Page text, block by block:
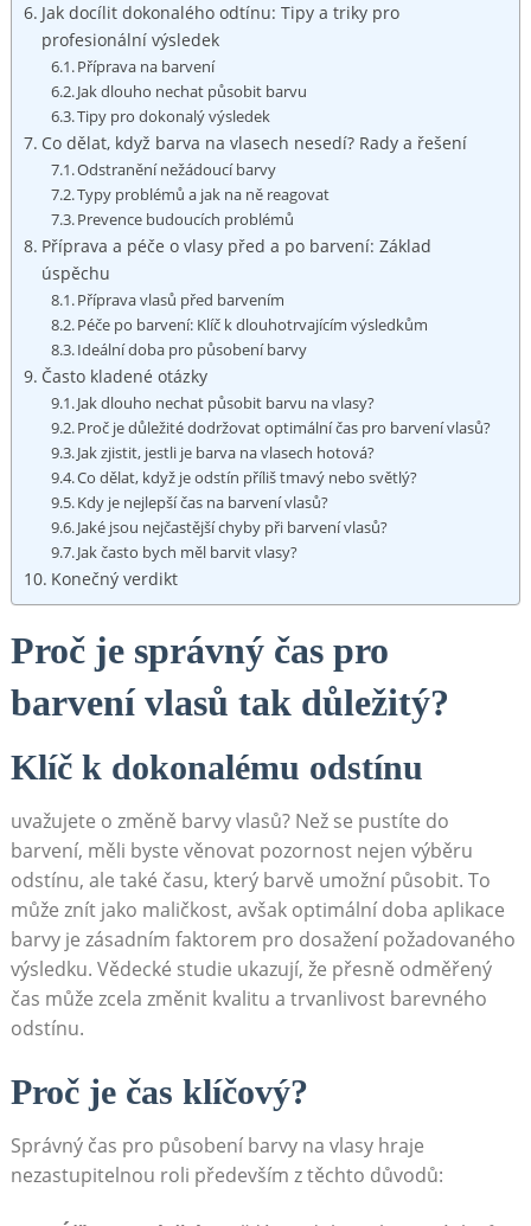
Jak docílit ⁤dokonalého odtínu: Tipy ⁣a triky pro
‌profesionální výsledek
Příprava na barvení
Jak dlouho nechat působit barvu
Tipy pro dokonalý výsledek
Co dělat, když barva ⁢na vlasech nesedí? Rady a⁣ řešení
Odstranění nežádoucí barvy
Typy problémů ⁢a jak na ně reagovat
Prevence budoucích problémů
Příprava a péče o vlasy před a po barvení: Základ⁢
úspěchu
Příprava‌ vlasů před‍ barvením
Péče po barvení: Klíč k dlouhotrvajícím výsledkům
Ideální doba pro působení barvy
Často kladené otázky
Jak dlouho nechat působit barvu na vlasy?
Proč ‌je důležité dodržovat optimální čas pro barvení ⁤vlasů?
Jak zjistit, jestli je barva⁤ na vlasech hotová?
Co dělat, když je odstín příliš tmavý nebo světlý?
Kdy je nejlepší ‍čas‍ na barvení vlasů?
Jaké jsou nejčastější ‍chyby při barvení vlasů?
Jak‌ často bych⁣ měl⁤ barvit vlasy?
Konečný‍ verdikt
Proč je‍ správný čas pro
barvení vlasů tak důležitý?
Klíč k dokonalému odstínu
uvažujete o​ změně barvy vlasů?⁣ Než se pustíte do
barvení, měli byste ​věnovat pozornost nejen výběru
odstínu, ale také času, který barvě umožní⁤ působit. To
může znít jako‍ maličkost, avšak​ optimální doba ​aplikace
barvy je zásadním faktorem pro dosažení požadovaného
výsledku. Vědecké studie ukazují, že přesně odměřený
⁢čas může zcela změnit kvalitu a trvanlivost barevného
odstínu.
Proč je čas klíčový?
Správný čas pro působení barvy na vlasy hraje
nezastupitelnou⁢ roli především z těchto důvodů: